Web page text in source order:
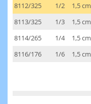
8112/325
1/2 1,5 cm
8113/325
1/3 1,5 cm
8114/265
1/4 1,5 cm
8116/176
1/6 1,5 cm